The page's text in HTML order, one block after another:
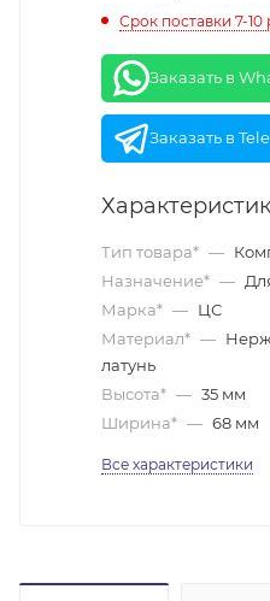
Срок поставки 7-10
Заказать в
Заказать в
Тип товара* —
Назначение* —
Марка* — ЦС
Материал* —
латунь
Высота* — 35 мм
Ширина* — 68 мм
Все характеристики